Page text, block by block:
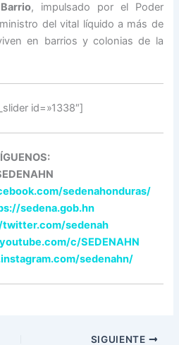
, impulsado por el Poder
del vital líquido a más de
en barrios y colonias de la
id=»1338″]
sedenahonduras/
sedena.gob.hn
sedenah
c/SEDENAHN
sedenahn/
SIGUIENTE